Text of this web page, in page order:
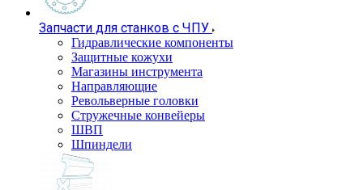
Запчасти для станков с ЧПУ
Гидравлические компоненты
Защитные кожухи
Магазины инструмента
Направляющие
Револьверные головки
Стружечные конвейеры
ШВП
Шпиндели